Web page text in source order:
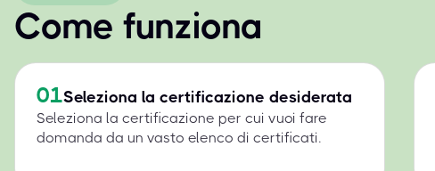
Come funziona
01Seleziona la certificazione desiderata
Seleziona la certificazione per cui vuoi fare
domanda da un vasto elenco di certificati.